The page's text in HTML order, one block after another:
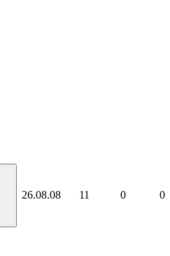
26.08.08 11 0 0